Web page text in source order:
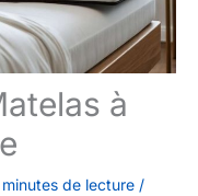
à
de lecture /